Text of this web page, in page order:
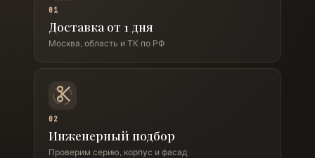
01
Доставка от 1 дня
Москва, область и ТК по РФ
02
Инженерный подбор
Проверим серию, корпус и фасад